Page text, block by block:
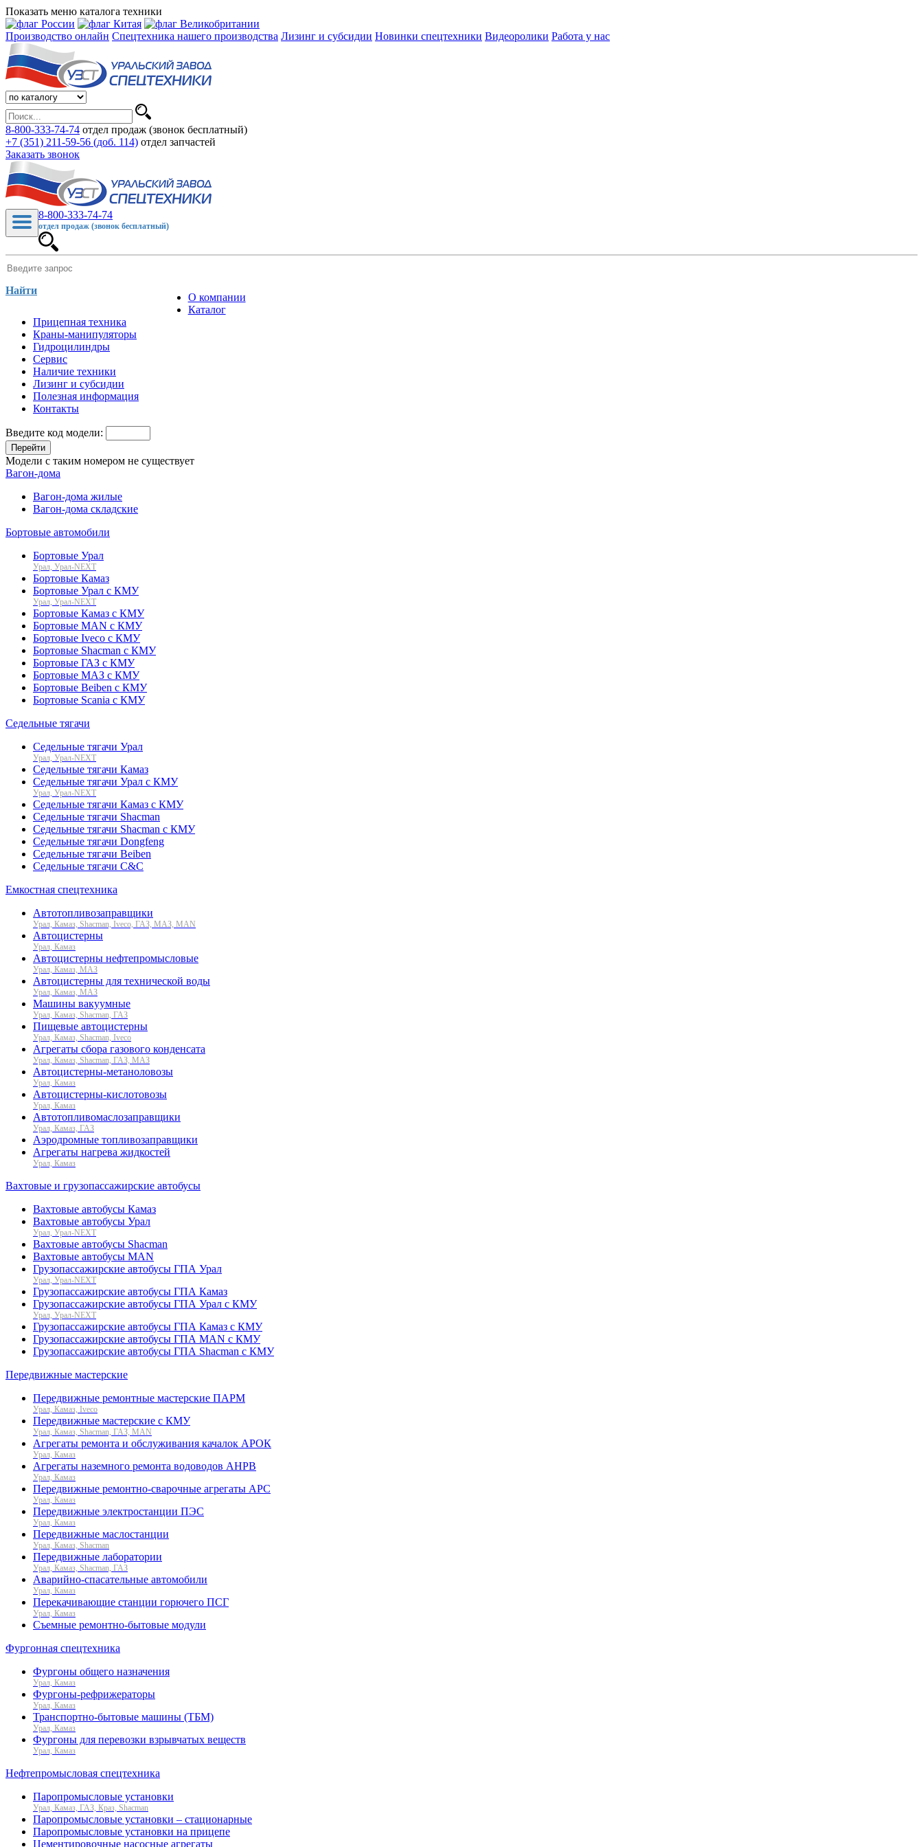
Показать меню каталога техники
Производство онлайн Спецтехника нашего производства Лизинг и субсидии Новинки спецтехники Видеоролики Работа у нас
8-800-333-74-74 отдел продаж (звонок бесплатный)
+7 (351) 211-59-56 (доб. 114) отдел запчастей
Заказать звонок
8-800-333-74-74
отдел продаж (звонок бесплатный)
Найти
О компании
Каталог
Прицепная техника
Краны-манипуляторы
Гидроцилиндры
Сервис
Наличие техники
Лизинг и субсидии
Полезная информация
Контакты
Введите код модели:
Перейти
Модели с таким номером не существует
Вагон-дома
Вагон-дома жилые
Вагон-дома складские
Бортовые автомобили
Бортовые Урал
Урал, Урал-NEXT
Бортовые Камаз
Бортовые Урал с КМУ
Урал, Урал-NEXT
Бортовые Камаз с КМУ
Бортовые MAN с КМУ
Бортовые Iveco с КМУ
Бортовые Shacman с КМУ
Бортовые ГАЗ с КМУ
Бортовые МАЗ с КМУ
Бортовые Beiben с КМУ
Бортовые Scania с КМУ
Седельные тягачи
Седельные тягачи Урал
Урал, Урал-NEXT
Седельные тягачи Камаз
Седельные тягачи Урал с КМУ
Урал, Урал-NEXT
Седельные тягачи Камаз с КМУ
Седельные тягачи Shacman
Седельные тягачи Shacman с КМУ
Седельные тягачи Dongfeng
Седельные тягачи Beiben
Седельные тягачи C&C
Емкостная спецтехника
Автотопливозаправщики
Урал, Камаз, Shacman, Iveco, ГАЗ, МАЗ, MAN
Автоцистерны
Урал, Камаз
Автоцистерны нефтепромысловые
Урал, Камаз, МАЗ
Автоцистерны для технической воды
Урал, Камаз, МАЗ
Машины вакуумные
Урал, Камаз, Shacman, ГАЗ
Пищевые автоцистерны
Урал, Камаз, Shacman, Iveco
Агрегаты сбора газового конденсата
Урал, Камаз, Shacman, ГАЗ, МАЗ
Автоцистерны-метаноловозы
Урал, Камаз
Автоцистерны-кислотовозы
Урал, Камаз
Автотопливомаслозаправщики
Урал, Камаз, ГАЗ
Аэродромные топливозаправщики
Агрегаты нагрева жидкостей
Урал, Камаз
Вахтовые и грузопассажирские автобусы
Вахтовые автобусы Камаз
Вахтовые автобусы Урал
Урал, Урал-NEXT
Вахтовые автобусы Shacman
Вахтовые автобусы MAN
Грузопассажирские автобусы ГПА Урал
Урал, Урал-NEXT
Грузопассажирские автобусы ГПА Камаз
Грузопассажирские автобусы ГПА Урал с КМУ
Урал, Урал-NEXT
Грузопассажирские автобусы ГПА Камаз с КМУ
Грузопассажирские автобусы ГПА MAN с КМУ
Грузопассажирские автобусы ГПА Shacman с КМУ
Передвижные мастерские
Передвижные ремонтные мастерские ПАРМ
Урал, Камаз, Iveco
Передвижные мастерские с КМУ
Урал, Камаз, Shacman, ГАЗ, MAN
Агрегаты ремонта и обслуживания качалок АРОК
Урал, Камаз
Агрегаты наземного ремонта водоводов АНРВ
Урал, Камаз
Передвижные ремонтно-сварочные агрегаты АРС
Урал, Камаз
Передвижные электростанции ПЭС
Урал, Камаз
Передвижные маслостанции
Урал, Камаз, Shacman
Передвижные лаборатории
Урал, Камаз, Shacman, ГАЗ
Аварийно-спасательные автомобили
Урал, Камаз
Перекачивающие станции горючего ПСГ
Урал, Камаз
Съемные ремонтно-бытовые модули
Фургонная спецтехника
Фургоны общего назначения
Урал, Камаз
Фургоны-рефрижераторы
Урал, Камаз
Транспортно-бытовые машины (ТБМ)
Урал, Камаз
Фургоны для перевозки взрывчатых веществ
Урал, Камаз
Нефтепромысловая спецтехника
Паропромысловые установки
Урал, Камаз, ГАЗ, Краз, Shacman
Паропромысловые установки – стационарные
Паропромысловые установки на прицепе
Цементировочные насосные агрегаты